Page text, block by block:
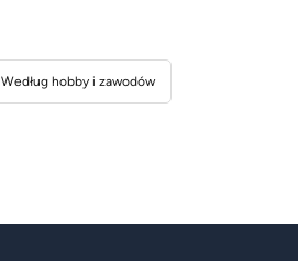
Według hobby i zawodów